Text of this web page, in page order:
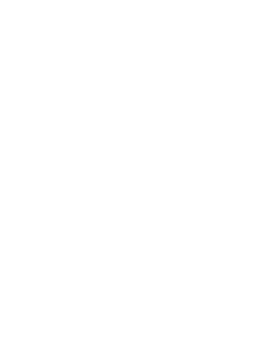
垃圾邮件的攻击，响应缓慢，请各